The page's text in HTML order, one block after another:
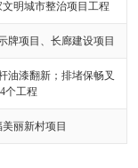
明城市整治项目工程
牌项目、长廊建设项目
油漆翻新；排堵保畅叉
个工程
丽新村项目